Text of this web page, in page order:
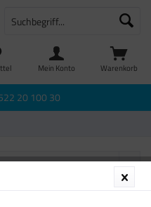
Warenkorb
Mein Konto
20 100 30